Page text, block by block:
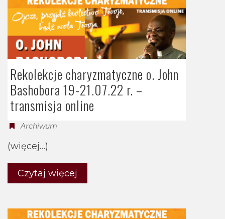
Rekolekcje charyzmatyczne o. John
Bashobora 19-21.07.22 r. –
transmisja online
Archiwum
(więcej…)
Czytaj więcej